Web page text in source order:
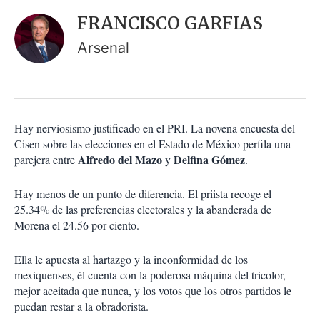
o
n
e
s
c
m
p
a
i
r
a
r
FRANCISCO GARFIAS
Arsenal
Hay nerviosismo justificado en el PRI. La novena encuesta del
Cisen sobre las elecciones en el Estado de México perfila una
parejera entreAlfredo del MazoyDelfina Gómez.
Hay menos de un punto de diferencia. El priista recoge el
25.34% de las preferencias electorales y la abanderada de
Morena el 24.56 por ciento.
Ella le apuesta al hartazgo y la inconformidad de los
mexiquenses, él cuenta con la poderosa máquina del tricolor,
mejor aceitada que nunca, y los votos que los otros partidos le
puedan restar a la obradorista.